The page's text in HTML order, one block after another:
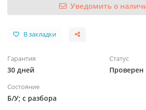
Уведомить о
В закладки
Гарантия
30 дней
Статус
Проверен
Состояние
Б/У; с разбора